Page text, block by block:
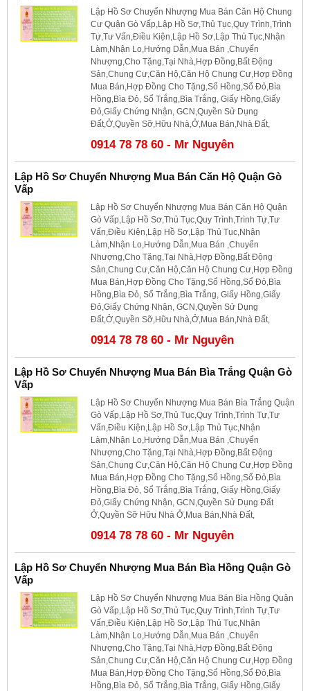
Lập Hồ Sơ Chuyển Nhượng Mua Bán Căn Hộ Chung
Cư Quận Gò Vấp,Lập Hồ Sơ,Thủ Tục,Quy Trình,Trình
Tự,Tư Vấn,Điều Kiện,Lập Hồ Sơ,Lập Thủ Tục,Nhận
Làm,Nhận Lo,Hướng Dẫn,Mua Bán ,Chuyển
Nhượng,Cho Tặng,Tại Nhà,Hợp Đồng,Bất Động
Sản,Chung Cư,Căn Hộ,Căn Hộ Chung Cư,Hợp Đồng
Mua Bán,Hợp Đồng Cho Tặng,Sổ Hồng,Sổ Đỏ,Bìa
Hồng,Bìa Đỏ, Sổ Trắng,Bìa Trắng, Giấy Hồng,Giấy
Đỏ,Giấy Chứng Nhận, GCN,Quyền Sử Dụng
Đất,Ở,Quyền Sỡ,Hữu Nhà,Ở,Mua Bán,Nhà Đất,
0914 78 78 60 - Mr Nguyên
Lập Hồ Sơ Chuyển Nhượng Mua Bán Căn Hộ Quận Gò
Vấp
Lập Hồ Sơ Chuyển Nhượng Mua Bán Căn Hộ Quận
Gò Vấp,Lập Hồ Sơ,Thủ Tục,Quy Trình,Trình Tự,Tư
Vấn,Điều Kiện,Lập Hồ Sơ,Lập Thủ Tục,Nhận
Làm,Nhận Lo,Hướng Dẫn,Mua Bán ,Chuyển
Nhượng,Cho Tặng,Tại Nhà,Hợp Đồng,Bất Động
Sản,Chung Cư,Căn Hộ,Căn Hộ Chung Cư,Hợp Đồng
Mua Bán,Hợp Đồng Cho Tặng,Sổ Hồng,Sổ Đỏ,Bìa
Hồng,Bìa Đỏ, Sổ Trắng,Bìa Trắng, Giấy Hồng,Giấy
Đỏ,Giấy Chứng Nhận, GCN,Quyền Sử Dụng
Đất,Ở,Quyền Sỡ,Hữu Nhà,Ở,Mua Bán,Nhà Đất,
0914 78 78 60 - Mr Nguyên
Lập Hồ Sơ Chuyển Nhượng Mua Bán Bìa Trắng Quận Gò
Vấp
Lập Hồ Sơ Chuyển Nhượng Mua Bán Bìa Trắng Quận
Gò Vấp,Lập Hồ Sơ,Thủ Tục,Quy Trình,Trình Tự,Tư
Vấn,Điều Kiện,Lập Hồ Sơ,Lập Thủ Tục,Nhận
Làm,Nhận Lo,Hướng Dẫn,Mua Bán ,Chuyển
Nhượng,Cho Tặng,Tại Nhà,Hợp Đồng,Bất Động
Sản,Chung Cư,Căn Hộ,Căn Hộ Chung Cư,Hợp Đồng
Mua Bán,Hợp Đồng Cho Tặng,Sổ Hồng,Sổ Đỏ,Bìa
Hồng,Bìa Đỏ, Sổ Trắng,Bìa Trắng, Giấy Hồng,Giấy
Đỏ,Giấy Chứng Nhận, GCN,Quyền Sử Dụng Đất
Ở,Quyền Sỡ Hữu Nhà Ở,Mua Bán,Nhà Đất,
0914 78 78 60 - Mr Nguyên
Lập Hồ Sơ Chuyển Nhượng Mua Bán Bìa Hồng Quận Gò
Vấp
Lập Hồ Sơ Chuyển Nhượng Mua Bán Bìa Hồng Quận
Gò Vấp,Lập Hồ Sơ,Thủ Tục,Quy Trình,Trình Tự,Tư
Vấn,Điều Kiện,Lập Hồ Sơ,Lập Thủ Tục,Nhận
Làm,Nhận Lo,Hướng Dẫn,Mua Bán ,Chuyển
Nhượng,Cho Tặng,Tại Nhà,Hợp Đồng,Bất Động
Sản,Chung Cư,Căn Hộ,Căn Hộ Chung Cư,Hợp Đồng
Mua Bán,Hợp Đồng Cho Tặng,Sổ Hồng,Sổ Đỏ,Bìa
Hồng,Bìa Đỏ, Sổ Trắng,Bìa Trắng, Giấy Hồng,Giấy